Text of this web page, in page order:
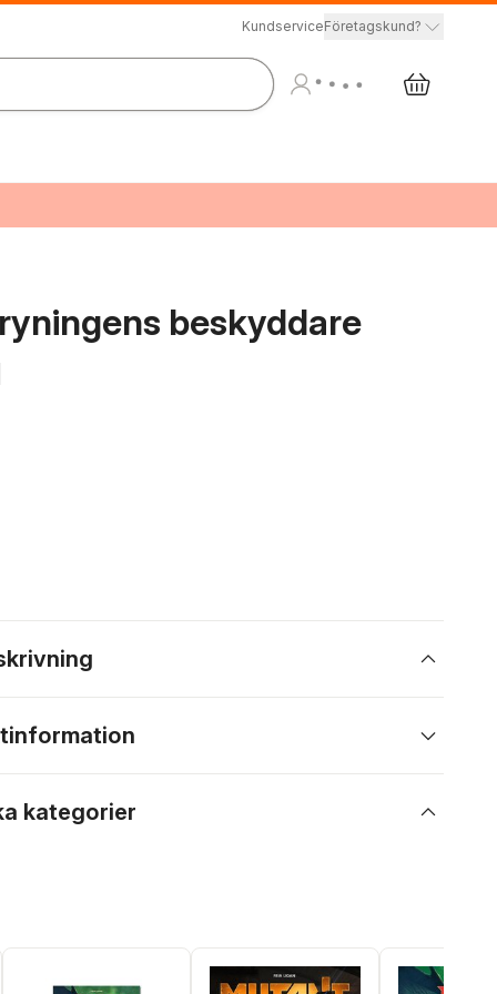
KundserviceFöretagskund?
beskyddare
kategorier